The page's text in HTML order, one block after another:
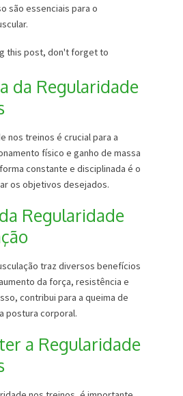
são essenciais para o
this post, don't forget to
da Regularidade
nos treinos é crucial para a
físico e ganho de massa
constante e disciplinada é o
os objetivos desejados.
Regularidade
traz diversos benefícios
da força, resistência e
contribui para a queima de
postura corporal.
a Regularidade